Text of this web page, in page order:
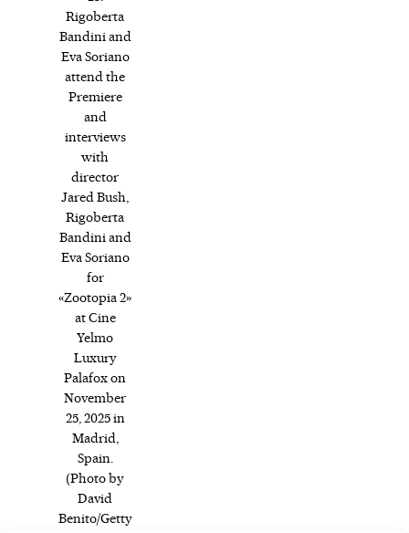
Rigoberta
Bandini and
Eva Soriano
attend the
Premiere
and
interviews
with
director
Jared Bush,
Rigoberta
Bandini and
Eva Soriano
for
«Zootopia 2»
at Cine
Yelmo
Luxury
Palafox on
November
25, 2025 in
Madrid,
Spain.
(Photo by
David
Benito/Getty